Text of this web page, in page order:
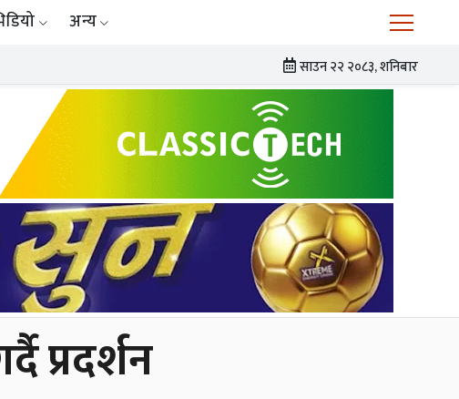
अन्य
साउन २२ २०८३, शनिबार
प्रदर्शन